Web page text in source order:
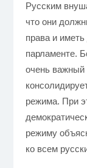
Русским
что они
права и иметь
парламенте.
очень важный
режима. При
режиму
ко всем